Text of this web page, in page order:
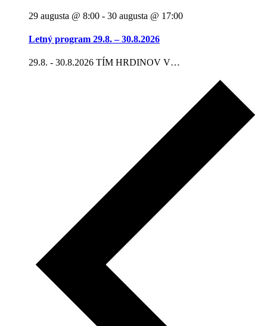
29 augusta @ 8:00 - 30 augusta @ 17:00
Letný program 29.8. – 30.8.2026
29.8. - 30.8.2026 TÍM HRDINOV V…